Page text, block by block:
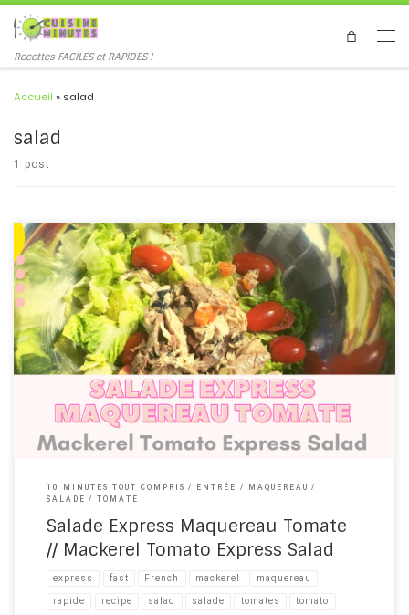
Recettes FACILES et RAPIDES !
Accueil »salad
salad
1 post
#salade #maquereau #tomates #rapide #express #salad
#mackerel #tomato #fast #French #recipe Une salade rapide et
pleine de protéines de poisson maquereau, prête en quelques
minutes, lorsque vous êtes pressés mais que vous voulez mangez
équilibré ! A quick and protein-packed mackerel fish salad, ready
in minutes, when you're in a hurry but want to eat a balanced diet!
10 MINUTES TOUT COMPRIS ENTRÉE
MAQUEREAU
SALADE
TOMATE
Salade Express Maquereau Tomate
// Mackerel Tomato Express Salad
express fast French mackerel maquereau
rapide recipe​ salad salade tomates tomato